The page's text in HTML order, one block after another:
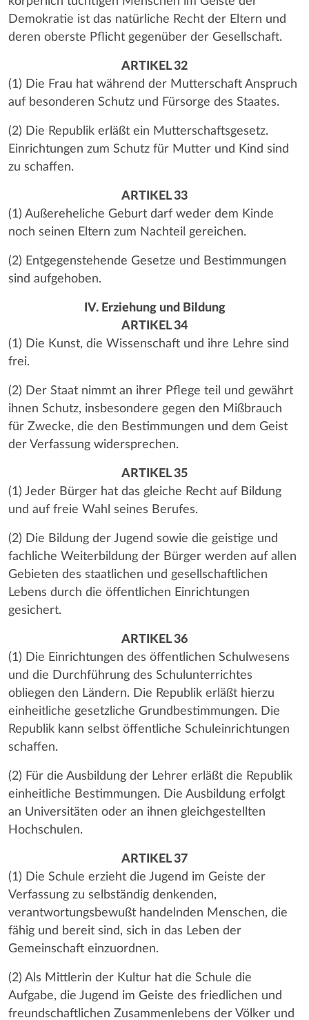
Demokratie ist das natürliche Recht der Eltern und
deren oberste Pflicht gegenüber der Gesellschaft.
ARTIKEL 32
(1) Die Frau hat während der Mutterschaft Anspruch
auf besonderen Schutz und Fürsorge des Staates.
(2) Die Republik erläßt ein Mutterschaftsgesetz.
Einrichtungen zum Schutz für Mutter und Kind sind
zu schaffen.
ARTIKEL 33
(1) Außereheliche Geburt darf weder dem Kinde
noch seinen Eltern zum Nachteil gereichen.
(2) Entgegenstehende Gesetze und Bestimmungen
sind aufgehoben.
IV. Erziehung und Bildung
ARTIKEL 34
(1) Die Kunst, die Wissenschaft und ihre Lehre sind
frei.
(2) Der Staat nimmt an ihrer Pflege teil und gewährt
ihnen Schutz, insbesondere gegen den Mißbrauch
für Zwecke, die den Bestimmungen und dem Geist
der Verfassung widersprechen.
ARTIKEL 35
(1) Jeder Bürger hat das gleiche Recht auf Bildung
und auf freie Wahl seines Berufes.
(2) Die Bildung der Jugend sowie die geistige und
fachliche Weiterbildung der Bürger werden auf allen
Gebieten des staatlichen und gesellschaftlichen
Lebens durch die öffentlichen Einrichtungen
gesichert.
ARTIKEL 36
(1) Die Einrichtungen des öffentlichen Schulwesens
und die Durchführung des Schulunterrichtes
obliegen den Ländern. Die Republik erläßt hierzu
einheitliche gesetzliche Grundbestimmungen. Die
Republik kann selbst öffentliche Schuleinrichtungen
schaffen.
(2) Für die Ausbildung der Lehrer erläßt die Republik
einheitliche Bestimmungen. Die Ausbildung erfolgt
an Universitäten oder an ihnen gleichgestellten
Hochschulen.
ARTIKEL 37
(1) Die Schule erzieht die Jugend im Geiste der
Verfassung zu selbständig denkenden,
verantwortungsbewußt handelnden Menschen, die
fähig und bereit sind, sich in das Leben der
Gemeinschaft einzuordnen.
(2) Als Mittlerin der Kultur hat die Schule die
Aufgabe, die Jugend im Geiste des friedlichen und
freundschaftlichen Zusammenlebens der Völker und